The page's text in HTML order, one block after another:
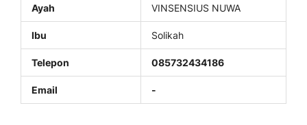
Ayah VINSENSIUS NUWA
Ibu Solikah
Telepon 085732434186
Email -